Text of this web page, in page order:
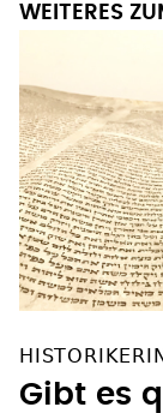
WEITERES
Gibt es